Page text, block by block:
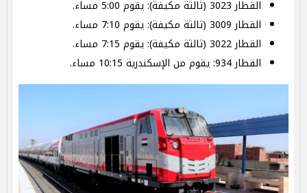
القطار 3023 (ثالثة مكيفة): يقوم 5:00 مساء.
القطار 3009 (ثالثة مكيفة): يقوم 7:10 مساء.
القطار 3022 (ثالثة مكيفة): يقوم 7:15 مساء.
القطار 934: يقوم من الإسكندرية 10:15 مساء.